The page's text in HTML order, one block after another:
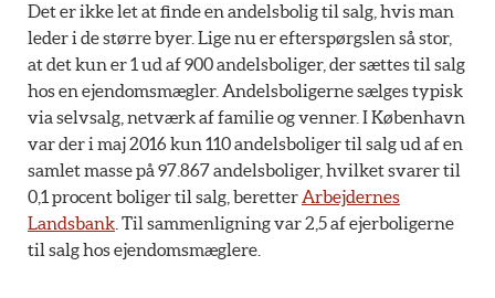
Det er ikke let at finde en andelsbolig til salg, hvis man
leder i de større byer. Lige nu er efterspørgslen så stor,
at det kun er 1 ud af 900 andelsboliger, der sættes til salg
hos en ejendomsmægler. Andelsboligerne sælges typisk
via selvsalg, netværk af familie og venner. I København
var der i maj 2016 kun 110 andelsboliger til salg ud af en
samlet masse på 97.867 andelsboliger, hvilket svarer til
0,1 procent boliger til salg, beretter Arbejdernes
Landsbank . Til sammenligning var 2,5 af ejerboligerne
til salg hos ejendomsmæglere.